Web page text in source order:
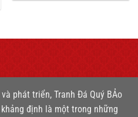
phát triển, Tranh Đá Quý BẢo
định là một trong những